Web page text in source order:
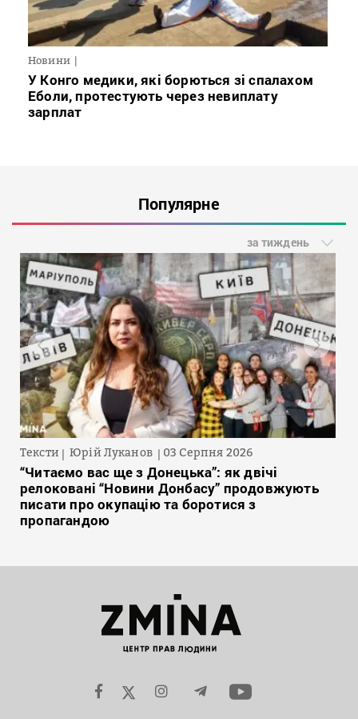
Новини
У Конго медики, які борються зі спалахом
Еболи, протестують через невиплату
зарплат
Популярне
за тиждень
Тексти Юрій Луканов 03 Серпня 2026
“Читаємо вас ще з Донецька”: як двічі
релоковані “Новини Донбасу” продовжують
писати про окупацію та боротися з
пропагандою